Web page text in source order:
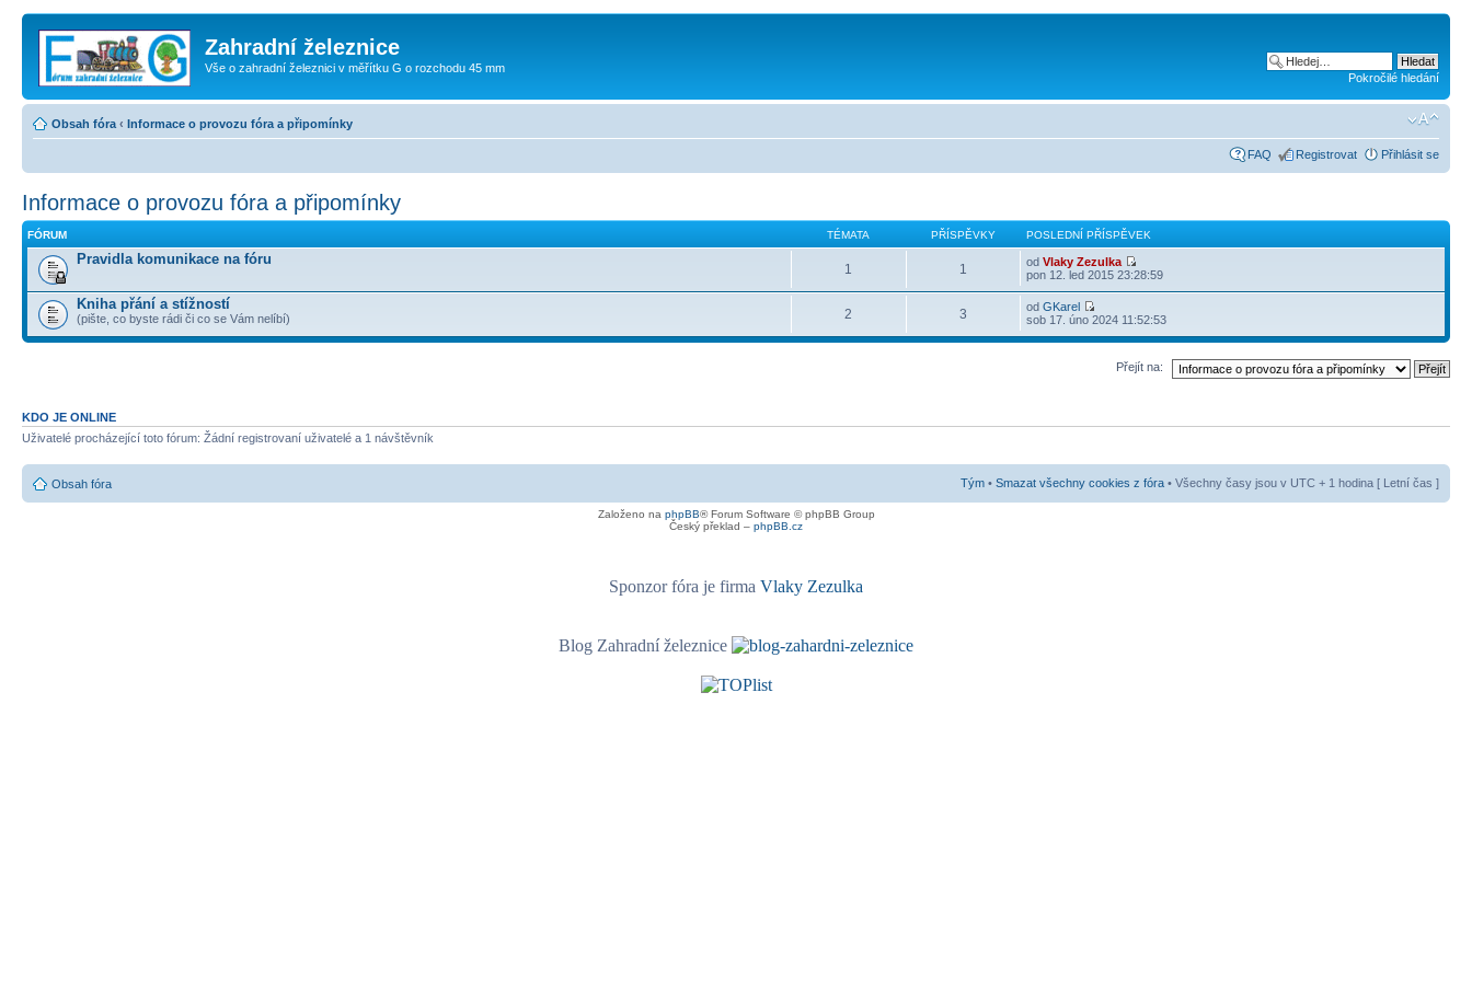
Zahradní železnice
Vše o zahradní železnici v měřítku G o rozchodu 45 mm
Pokročilé hledání
Obsah fóra ‹ Informace o provozu fóra a připomínky
FAQ Registrovat Přihlásit se
Informace o provozu fóra a připomínky
FÓRUM TÉMATA PŘÍSPĚVKY POSLEDNÍ PŘÍSPĚVEK
Pravidla komunikace na fóru
1 1 odVlaky Zezulka
pon 12. led 2015 23:28:59
Kniha přání a stížností
(pište, co byste rádi či co se Vám nelíbí) 2 3 odGKarel
sob 17. úno 2024 11:52:53
Přejít na:
KDO JE ONLINE
Uživatelé procházející toto fórum: Žádní registrovaní uživatelé a 1 návštěvník
Obsah fóra Tým • Smazat všechny cookies z fóra • Všechny časy jsou v UTC + 1 hodina [ Letní čas ]
Založeno na phpBB® Forum Software © phpBB Group
Český překlad – phpBB.cz
Sponzor fóra je firma Vlaky Zezulka
Blog Zahradní železnice